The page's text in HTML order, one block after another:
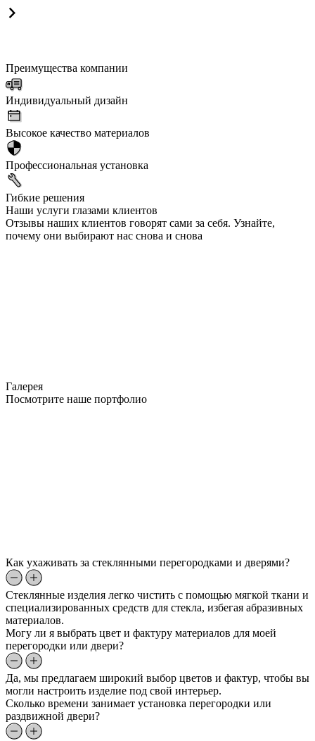
Преимущества компании
Индивидуальный дизайн
Высокое качество материалов
Профессиональная установка
Гибкие решения
Наши услуги глазами клиентов
Отзывы наших клиентов говорят сами за себя. Узнайте,
почему они выбирают нас снова и снова
Галерея
Посмотрите наше портфолио
Как ухаживать за стеклянными перегородками и дверями?
Стеклянные изделия легко чистить с помощью мягкой ткани и
специализированных средств для стекла, избегая абразивных
материалов.
Могу ли я выбрать цвет и фактуру материалов для моей
перегородки или двери?
Да, мы предлагаем широкий выбор цветов и фактур, чтобы вы
могли настроить изделие под свой интерьер.
Сколько времени занимает установка перегородки или
раздвижной двери?